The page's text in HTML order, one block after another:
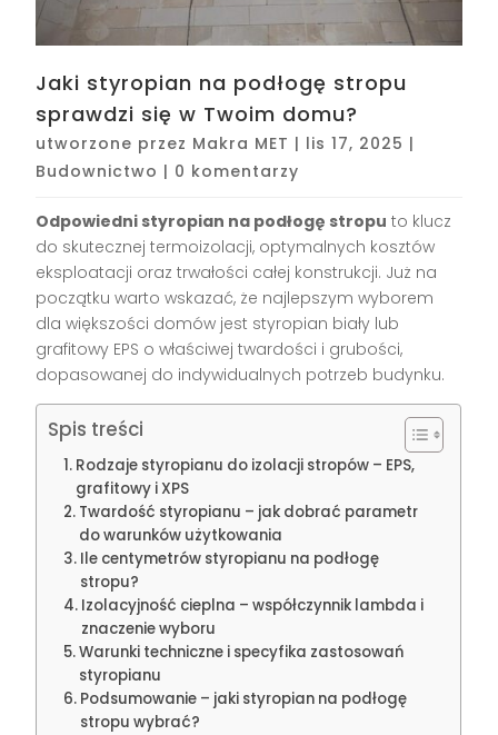
Jaki styropian na podłogę stropu
sprawdzi się w Twoim domu?
utworzone przez Makra MET | lis 17, 2025 |
Budownictwo | 0 komentarzy
Odpowiedni styropian na podłogę stropu to klucz
do skutecznej termoizolacji, optymalnych kosztów
eksploatacji oraz trwałości całej konstrukcji. Już na
początku warto wskazać, że najlepszym wyborem
dla większości domów jest styropian biały lub
grafitowy EPS o właściwej twardości i grubości,
dopasowanej do indywidualnych potrzeb budynku.
Spis treści
Rodzaje styropianu do izolacji stropów – EPS,
grafitowy i XPS
Twardość styropianu – jak dobrać parametr
do warunków użytkowania
Ile centymetrów styropianu na podłogę
stropu?
Izolacyjność cieplna – współczynnik lambda i
znaczenie wyboru
Warunki techniczne i specyfika zastosowań
styropianu
Podsumowanie – jaki styropian na podłogę
stropu wybrać?